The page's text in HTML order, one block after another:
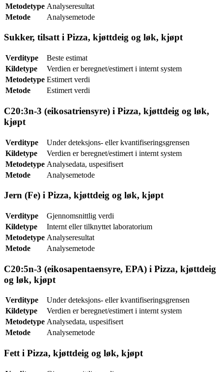
Metodetype Analyseresultat
Metode
Analysemetode
Sukker, tilsatt i Pizza, kjøttdeig og løk, kjøpt
Verditype
Beste estimat
Kildetype
Verdien er beregnet/estimert i internt system
Metodetype Estimert verdi
Metode
Estimert verdi
C20:3n-3 (eikosatriensyre) i Pizza, kjøttdeig og løk,
kjøpt
Verditype
Under deteksjons- eller kvantifiseringsgrensen
Kildetype
Verdien er beregnet/estimert i internt system
Metodetype Analysedata, uspesifisert
Metode
Analysemetode
Jern (Fe) i Pizza, kjøttdeig og løk, kjøpt
Verditype
Gjennomsnittlig verdi
Kildetype
Internt eller tilknyttet laboratorium
Metodetype Analyseresultat
Metode
Analysemetode
C20:5n-3 (eikosapentaensyre, EPA) i Pizza, kjøttdeig
og løk, kjøpt
Verditype
Under deteksjons- eller kvantifiseringsgrensen
Kildetype
Verdien er beregnet/estimert i internt system
Metodetype Analysedata, uspesifisert
Metode
Analysemetode
Fett i Pizza, kjøttdeig og løk, kjøpt